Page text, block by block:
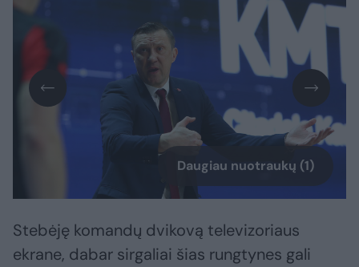
Daugiau nuotraukų (1)
Stebėję komandų dvikovą televizoriaus
ekrane, dabar sirgaliai šias rungtynes gali